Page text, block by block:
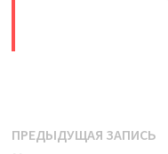
Навигация
ПРЕДЫДУЩАЯ ЗАПИСЬ